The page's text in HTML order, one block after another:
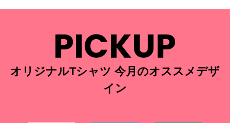
PICKUP
オリジナルTシャツ 今月のオススメデザ
イン